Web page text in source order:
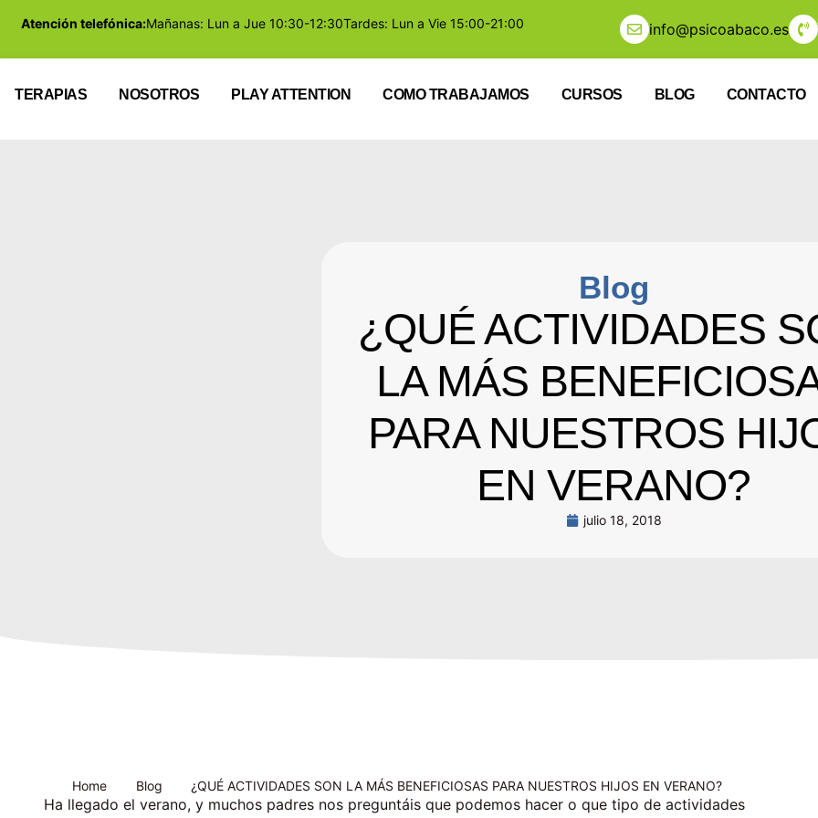
Atención telefónica:Mañanas: Lun a Jue 10:30-12:30Tardes: Lun a Vie 15:00-21:00 info@psicoabaco.es
TERAPIAS NOSOTROS PLAY ATTENTION COMO TRABAJAMOS CURSOS BLOG CONTACTO
Blog
¿QUÉ ACTIVIDADES
LA MÁS
PARA NUESTROS
EN VERANO?
julio 18, 2018
Home Blog ¿QUÉ ACTIVIDADES SON LA MÁS BENEFICIOSAS PARA NUESTROS HIJOS EN VERANO?
Ha llegado el verano, y muchos padres nos preguntáis que podemos hacer o que tipo de actividades